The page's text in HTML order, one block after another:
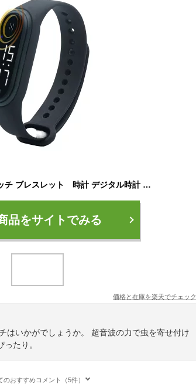
超音波式 虫よけウォッチ ブレスレット 時計 デジタル時計 ランニング 散歩 アウトドア キャンプ 釣り 登山 スポーツ 観戦 無臭 無香
品をサイトでみる
価格と在庫を楽天でチェック
はいかがでしょうか。 超音波の力で虫を寄せ付け
たり。
のおすすめコメント（5件）